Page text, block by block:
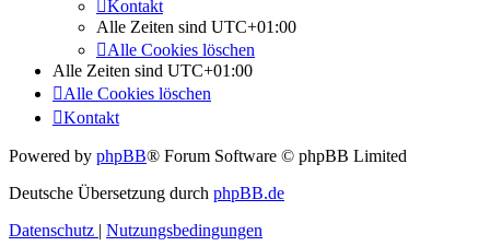
Kontakt
Alle Zeiten sind UTC+01:00
Alle Cookies löschen
Alle Zeiten sind UTC+01:00
Alle Cookies löschen
Kontakt
Powered by phpBB® Forum Software © phpBB Limited
Deutsche Übersetzung durch phpBB.de
Datenschutz | Nutzungsbedingungen